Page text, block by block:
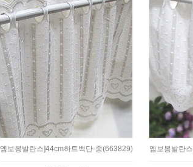
엠보봉발란스]44cm하트백단-중(663829) 엠보봉발란